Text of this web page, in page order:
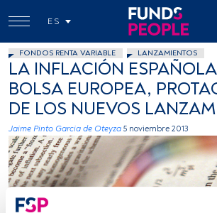
ES
FONDOS RENTA VARIABLE LANZAMIENTOS
LA INFLACIÓN
BOLSA EUROPEA,
DE LOS NUEVOS
Jaime Pinto Garcia de Oteyza 5 noviembre 2013